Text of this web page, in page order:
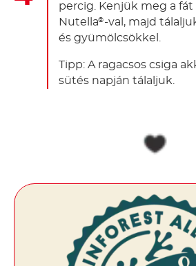
percig. Kenjük meg a
Nutella® -val, majd
és gyümölcsökkel.
Tipp: A ragacsos csiga
sütés napján tálaljuk.